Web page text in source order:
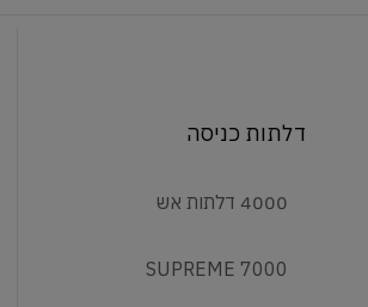
דלתות כניסה
4000 דלתות אש
7000 SUPREME